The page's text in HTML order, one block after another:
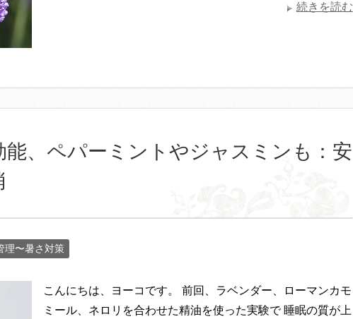
続きを読む
能、ペパーミントやジャスミンも：安
理〜暑さ対策
こんにちは、ヨーコです。 前回、ラベンダー、ローマンカモ
ミール、ネロリを合わせた精油を使った実験で 睡眠の質が上